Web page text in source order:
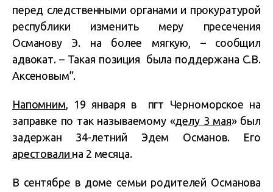
перед следственными органами и прокуратурой
республики изменить меру пресечения
Османову Э. на более мягкую, – сообщил
адвокат. – Такая позиция была поддержана С.В.
Аксеновым”.
Напомним, 19 января в пгт Черноморское на
заправке по так называемому «делу 3 мая» был
задержан 34-летний Эдем Османов. Его
арестовали на 2 месяца.
В сентябре в доме семьи родителей Османова